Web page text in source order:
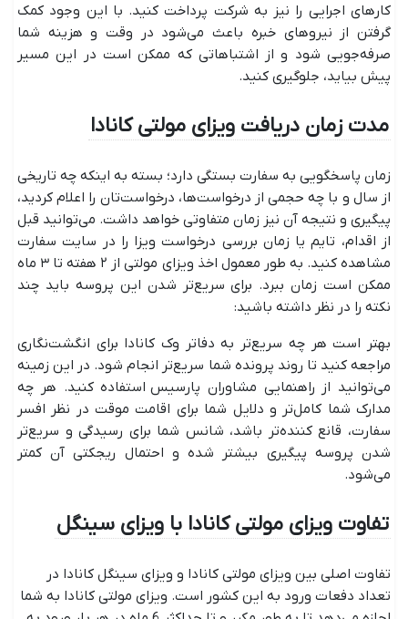
کارهای اجرایی را نیز به شرکت پرداخت کنید. با این وجود کمک
گرفتن از نیروهای خبره باعث می‌شود در وقت و هزینه شما
صرفه‌جویی شود و از اشتباهاتی که ممکن است در این مسیر
پیش بیاید، جلوگیری کنید.
مدت زمان دریافت ویزای مولتی کانادا
زمان پاسخگویی به سفارت بستگی دارد؛ بسته به اینکه چه تاریخی
از سال و با چه حجمی از درخواست‌ها، درخواست‌تان را اعلام کردید،
پیگیری و نتیجه آن نیز زمان متفاوتی خواهد داشت. می‌توانید قبل
از اقدام، تایم یا زمان بررسی درخواست ویزا را در سایت سفارت
مشاهده کنید. به طور معمول اخذ ویزای مولتی از ۲ هفته تا ۳ ماه
ممکن است زمان ببرد. برای سریع‌تر شدن این پروسه باید چند
نکته را در نظر داشته باشید:
بهتر است هر چه سریع‌تر به دفاتر وک کانادا برای انگشت‌نگاری
مراجعه کنید تا روند پرونده شما سریع‌تر انجام شود. در این زمینه
می‌توانید از راهنمایی مشاوران پارسیس استفاده کنید. هر چه
مدارک شما کامل‌تر و دلایل شما برای اقامت موقت در نظر افسر
سفارت، قانع کننده‌تر باشد، شانس شما برای رسیدگی و سریع‌تر
شدن پروسه پیگیری بیشتر شده و احتمال ریجکتی آن کمتر
می‌شود.
تفاوت ویزای مولتی کانادا با ویزای سینگل
تفاوت اصلی بین ویزای مولتی کانادا و ویزای سینگل کانادا در
تعداد دفعات ورود به این کشور است. ویزای مولتی کانادا به شما